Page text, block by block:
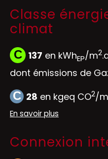
Classe
climat
C 137 en kWhEP/m2
dont émissions de
C 28 en kgeq CO2/m
En savoir plus
Connexion